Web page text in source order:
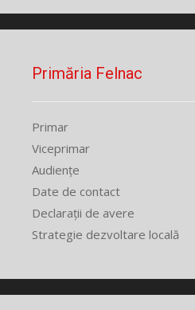
Primăria Felnac
Primar
Viceprimar
Audiențe
Date de contact
Declarații de avere
Strategie dezvoltare locală